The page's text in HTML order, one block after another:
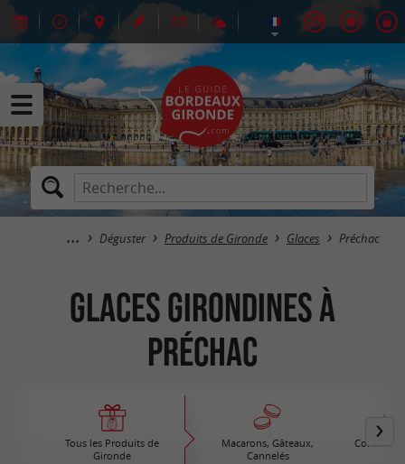
Déguster Produits de Gironde Glaces Préchac
Glaces Girondines à
Préchac
Tous les Produits de
Gironde
Macarons, Gâteaux,
Cannelés
Confiture